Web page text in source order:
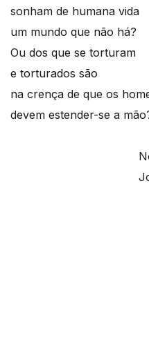
sonham de humana vida
um mundo que não há?
Ou dos que se torturam
e torturados são
na crença de que os
devem estender-se a
Jorge de